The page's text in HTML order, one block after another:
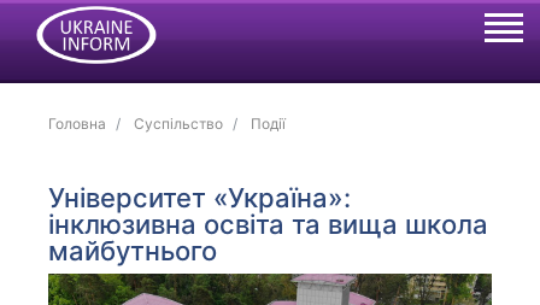
Головна Суспільство Події
Університет «Україна»:
інклюзивна освіта та вища школа
майбутнього